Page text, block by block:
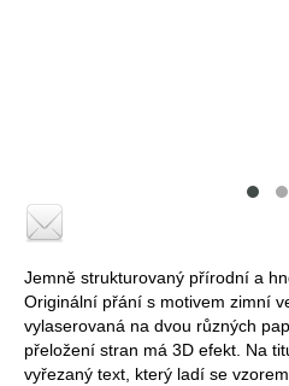
Jemně strukturovaný přírodní a
Originální přání s motivem zimní
vylaserovaná na dvou různých
přeložení stran má 3D efekt. Na
vyřezaný text, který ladí se